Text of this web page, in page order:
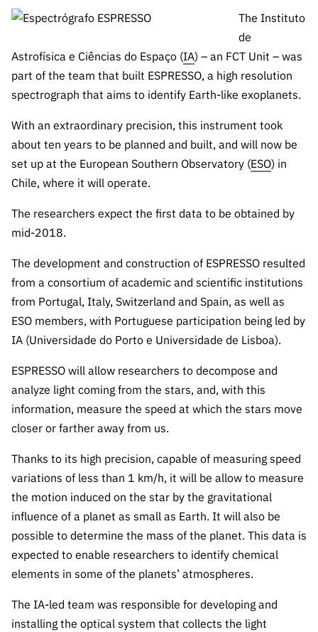
Instituiçõ
es de I&D
Infraestru
turas
Outros
Apoios
Concursos FCT 2026
I&D
Instituiçõ
es I&D
Infraestru
turas
Outros
e Informação
Acesso a dados
estatísticos para fins
científicos – Protocolo
Notas de Imprensa
Newsletter
Agenda
Publicações
Media e
Identidade
de Marca
Subscrever
Subscrever
Direct Mail
de
Subscrever
Direct Mail
de
Concursos
Comunicado
Sobre
Transparência
Estudos e Planeamento
Estratégico
Documentos de Gestão
LINKS
RÁPIDOS
A FCT em
Números
Acreditaç
ão,
Certificaç
Fiscais
Aquisição
de
Serviços e
Parcerias
Consultas
Manifesta
ções de
Interesse
serviços
digitais da
FCT
Canais de
Denúncia
s
Apoios
“Ciência +
Digital” e
The Instituto
de
Astrofísica e Ciências do Espaço (IA) – an FCT Unit – was
part of the team that built ESPRESSO, a high resolution
spectrograph that aims to identify Earth-like exoplanets.
With an extraordinary precision, this instrument took
about ten years to be planned and built, and will now be
set up at the European Southern Observatory (ESO) in
Chile, where it will operate.
The researchers expect the first data to be obtained by
mid-2018.
The development and construction of ESPRESSO resulted
from a consortium of academic and scientific institutions
from Portugal, Italy, Switzerland and Spain, as well as
ESO members, with Portuguese participation being led by
IA (Universidade do Porto e Universidade de Lisboa).
ESPRESSO will allow researchers to decompose and
analyze light coming from the stars, and, with this
information, measure the speed at which the stars move
closer or farther away from us.
Thanks to its high precision, capable of measuring speed
variations of less than 1 km/h, it will be allow to measure
the motion induced on the star by the gravitational
influence of a planet as small as Earth. It will also be
possible to determine the mass of the planet. This data is
expected to enable researchers to identify chemical
elements in some of the planets’ atmospheres.
The IA-led team was responsible for developing and
installing the optical system that collects the light